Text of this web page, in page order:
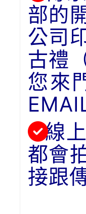
部的
公司
古禮
您來
線
都會
接跟